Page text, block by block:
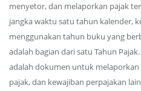
menyetor, dan melaporkan pajak
jangka waktu satu tahun kalender,
menggunakan tahun buku yang
adalah bagian dari satu Tahun
adalah dokumen untuk
pajak, dan kewajiban perpajakan